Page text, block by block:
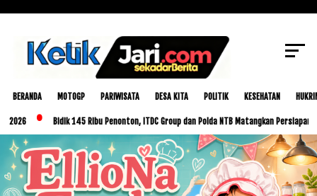
BERANDA MOTOGP PARIWISATA DESA KITA POLITIK KESEHATAN
Bidik 145 Ribu Penonton, ITDC Group dan Polda NTB Matangkan Persiapan MotoGP